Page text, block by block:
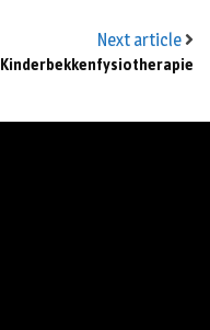
Next article
Kinderbekkenfysiotherapie